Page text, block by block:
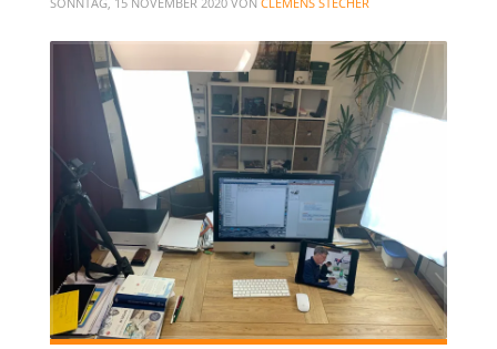
Allgemein
Gäste
Jans Weg zum Yachtmaster
MCO Team
Menschen
News
OceanLife
RYA Training
Schulungsyacht
Spezialkurse